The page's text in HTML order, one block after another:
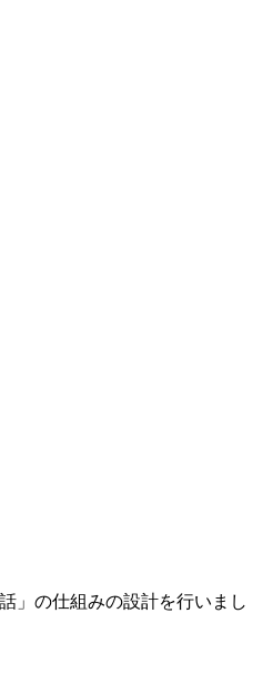
」の仕組みの設計を行いまし